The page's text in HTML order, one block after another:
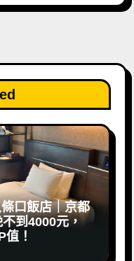
口飯店｜京都
到4000元，
！